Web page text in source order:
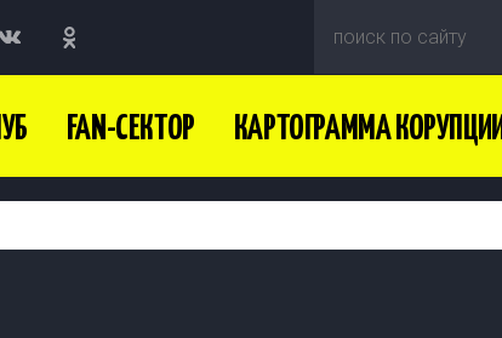
FAN-СЕКТОР КАРТОГРАММА КОРУПЦИИ